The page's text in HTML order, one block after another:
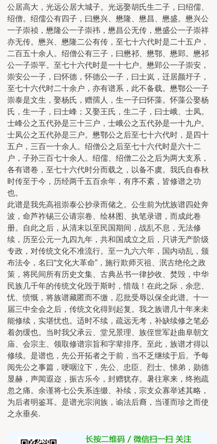
公居高大，光远公居大城子。光远娶胡氏生二子，曰绍儒、
绍僧。绍儒公有四子，曰懋兴、懋隆、懋昌、懋盛。懋兴公
一子崇祯，懋隆公一子崇祎，懋昌公无传，懋盛公一子崇祥
亦无传。懋兴、懋隆二公有传，至七十六代时是二十五户，
二百五十余人。绍僧公有三子，曰懋祁、懋鄂、懋郢。懋祁
公一子崇平。至七十六代时是一十七户。懋郢公一子崇安，
崇安公一子，曰怀德，怀德公一子，曰士岚，迁居颜圩子，
至七十六代时二十余户，亦有谱系，此不备载。懋鄂公一子
崇泰是文生，娶杨氏，赠孺人，生一子曰怀藻。怀藻公娶杨
氏，生一子，曰士峰；又娶王氏，生二子，曰士峨、士凤。
士峰公之五代孙是三十三户，士峨公之五代孙是一十九户。
士凤公之五代孙是三户。懋鄂公之后至七十六代时，是四十
五户，三百一十余人。绍僧公之后至七十六代时是六十二
户，子孙三百七十余人。绍儒、绍僧二公之后为两大支系，
各有谱卷，至七十六代时分而载之，以备不虞。我氏自春秋
时传至于今，历经两千五百余年，有序不紊，皆修谱之功
也。
此谱是我先高祖崇泰公抄录而储之。公生前为忧族谱四处奔
波，命芦祚锡三公请宗卷、绘林图、执笔录谱，而成此卷
册。自此之后，从清末以至民国期间，战乱不息，无法修
续，历至公元一九四九年，共和国成立之后，只讲无产阶级
专政，对传统文化不准流行。至一九六六年，国内动乱，颁
布法令，名曰“文化大革命”，施行欺师灭祖、泯古绝伦之政
策，将民间所有历史文集、古典丛书一律抄收、焚毁，中华
民族几千年的传统文化毁于斯时，惜哉！在此之际，余悲、
忧、愤慨，将族谱藏匿而不缴，忍批受辱以保全此谱。十一
届三中全会之后，传统文化得到起复。我之族谱几十年来未
能修续，实堪忧也。适时不续，疏远无考，补缺续修之笔必
着勿缓也。当时我父承云、堂兄景理、族侄世军赴曲阜朝文
庙、会宗主、领取修谱宗旨和字辈排序。至此，族谱才得以
修续。是谱也，先公开拓者之于前，当不乏继续于后。予每
阅先公之事篇，哽咽泣下，先公、忠臣、烈士、悌弟，勋德
显赫，声闻遐迩，振古乐今，封赠犹存。暑往寒来，终抱疏
忽之痛。余谨将七公失系连缀、补续，宗支众寡举述其略，
为后者明鉴耳。是谱光宗润族，谕法后裔，当谨而珍之而使
之永垂矣.